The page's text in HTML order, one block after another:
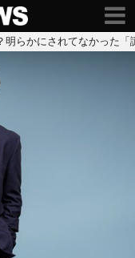
明らかにされてなかった「